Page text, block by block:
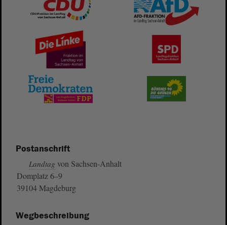
Postanschrift
Landtag von Sachsen-Anhalt
Domplatz 6–9
39104 Magdeburg
Wegbeschreibung